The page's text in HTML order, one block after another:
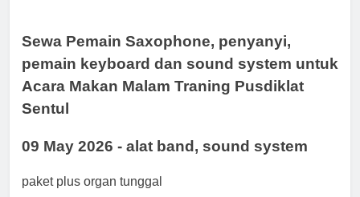
Sewa Pemain Saxophone, penyanyi,
pemain keyboard dan sound system untuk
Acara Makan Malam Traning Pusdiklat
Sentul
09 May 2026 - alat band, sound system
paket plus organ tunggal